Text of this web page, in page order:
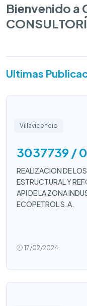
Bienvenido a
Ultimas
Villavicencio
3037739 /
REALIZACION DE
ESTRUCTURAL Y
API DE LA ZONA
ECOPETROL S.A.
17/02/2024